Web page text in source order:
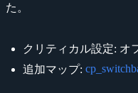
た。
クリティカル設定: オ
追加マップ: